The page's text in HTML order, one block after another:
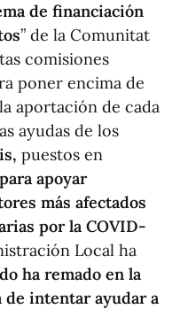
de financiación
” de la Comunitat
comisiones
poner encima de
aportación de cada
ayudas de los
puestos en
para apoyar
más afectados
por la COVID-
Local ha
ha remado en la
de intentar ayudar a